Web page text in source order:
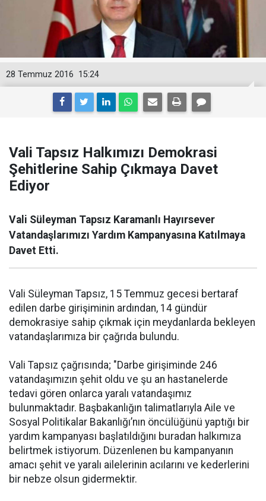
15:24
28 Temmuz 2016
Vali Tapsız Halkımızı Demokrasi
Şehitlerine Sahip Çıkmaya Davet
Ediyor
Vali Süleyman Tapsız Karamanlı Hayırsever
Vatandaşlarımızı Yardım Kampanyasına Katılmaya
Davet Etti.
Vali Süleyman Tapsız, 15 Temmuz gecesi bertaraf
edilen darbe girişiminin ardından, 14 gündür
demokrasiye sahip çıkmak için meydanlarda bekleyen
vatandaşlarımıza bir çağrıda bulundu.
Vali Tapsız çağrısında; "Darbe girişiminde 246
vatandaşımızın şehit oldu ve şu an hastanelerde
tedavi gören onlarca yaralı vatandaşımız
bulunmaktadır. Başbakanlığın talimatlarıyla Aile ve
Sosyal Politikalar Bakanlığı’nın öncülüğünü yaptığı bir
yardım kampanyası başlatıldığını buradan halkımıza
belirtmek istiyorum. Düzenlenen bu kampanyanın
amacı şehit ve yaralı ailelerinin acılarını ve kederlerini
bir nebze olsun gidermektir.